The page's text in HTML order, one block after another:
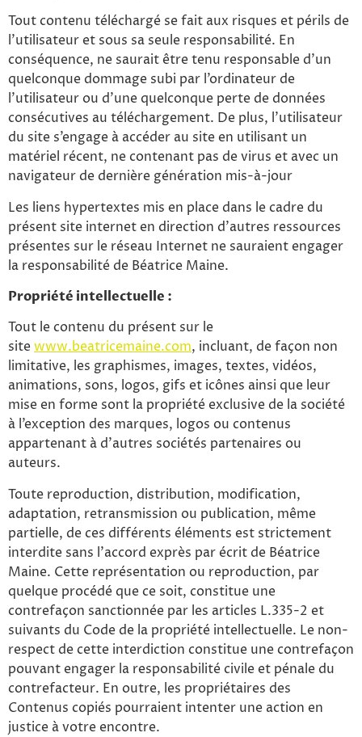
Tout contenu téléchargé se fait aux risques et périls de
l’utilisateur et sous sa seule responsabilité. En
conséquence, ne saurait être tenu responsable d’un
quelconque dommage subi par l’ordinateur de
l’utilisateur ou d’une quelconque perte de données
consécutives au téléchargement. De plus, l’utilisateur
du site s’engage à accéder au site en utilisant un
matériel récent, ne contenant pas de virus et avec un
navigateur de dernière génération mis-à-jour
Les liens hypertextes mis en place dans le cadre du
présent site internet en direction d’autres ressources
présentes sur le réseau Internet ne sauraient engager
la responsabilité de Béatrice Maine.
Propriété intellectuelle :
Tout le contenu du présent sur le
sitewww.beatricemaine.com, incluant, de façon non
limitative, les graphismes, images, textes, vidéos,
animations, sons, logos, gifs et icônes ainsi que leur
mise en forme sont la propriété exclusive de la société
à l’exception des marques, logos ou contenus
appartenant à d’autres sociétés partenaires ou
auteurs.
Toute reproduction, distribution, modification,
adaptation, retransmission ou publication, même
partielle, de ces différents éléments est strictement
interdite sans l’accord exprès par écrit de Béatrice
Maine. Cette représentation ou reproduction, par
quelque procédé que ce soit, constitue une
contrefaçon sanctionnée par les articles L.335-2 et
suivants du Code de la propriété intellectuelle. Le non-
respect de cette interdiction constitue une contrefaçon
pouvant engager la responsabilité civile et pénale du
contrefacteur. En outre, les propriétaires des
Contenus copiés pourraient intenter une action en
justice à votre encontre.